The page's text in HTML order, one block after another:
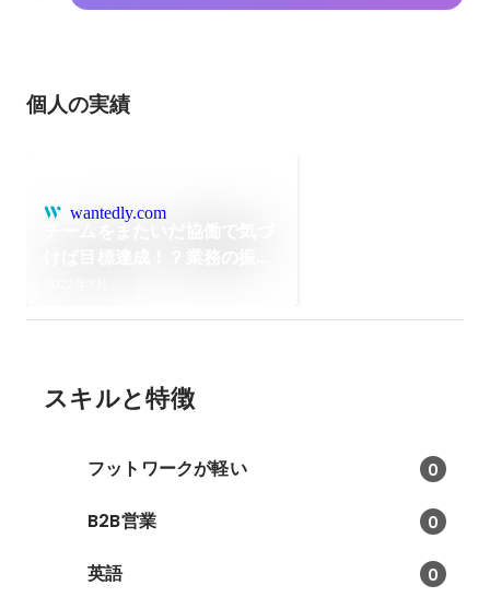
個人の実績
wantedly.com
スキルと特徴
フットワークが軽い 0
B2B営業 0
英語 0